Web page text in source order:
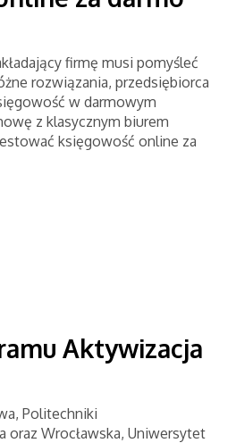
firmę musi pomyśleć
rozwiązania, przedsiębiorca
w darmowym
z klasycznym biurem
księgowość online za
Aktywizacja
Politechniki
oraz Wrocławska, Uniwersytet